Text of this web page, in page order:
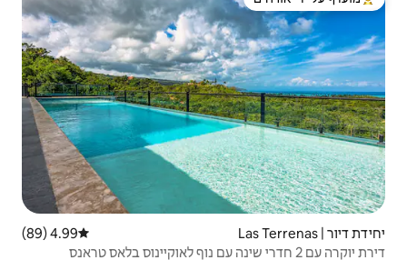
ידי אורחים
דירוג ממוצע של 4.99 מתוך 5, 89 ביקורות
4.99 (89)